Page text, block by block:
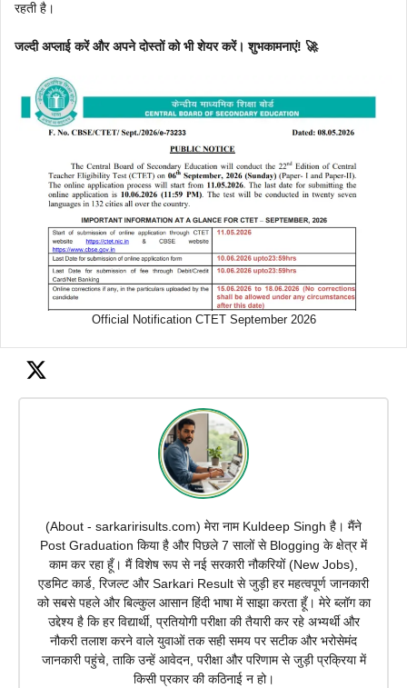
रहती है।
जल्दी अप्लाई करें और अपने दोस्तों को भी शेयर करें। शुभकामनाएं! 🚀
Official Notification CTET September 2026
(About - sarkaririsults.com) मेरा नाम Kuldeep Singh है। मैंने
Post Graduation किया है और पिछले 7 सालों से Blogging के क्षेत्र में
काम कर रहा हूँ। मैं विशेष रूप से नई सरकारी नौकरियों (New Jobs),
एडमिट कार्ड, रिजल्ट और Sarkari Result से जुड़ी हर महत्वपूर्ण जानकारी
को सबसे पहले और बिल्कुल आसान हिंदी भाषा में साझा करता हूँ। मेरे ब्लॉग का
उद्देश्य है कि हर विद्यार्थी, प्रतियोगी परीक्षा की तैयारी कर रहे अभ्यर्थी और
नौकरी तलाश करने वाले युवाओं तक सही समय पर सटीक और भरोसेमंद
जानकारी पहुंचे, ताकि उन्हें आवेदन, परीक्षा और परिणाम से जुड़ी प्रक्रिया में
किसी प्रकार की कठिनाई न हो।